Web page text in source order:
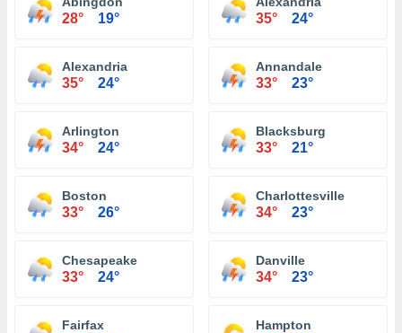
28° 19° 35° 24°
Alexandria
35° 24°
Annandale
33° 23°
Arlington
34° 24°
Blacksburg
33° 21°
Boston
33° 26°
Charlottesville
34° 23°
Chesapeake
33° 24°
Danville
34° 23°
Fairfax Hampton